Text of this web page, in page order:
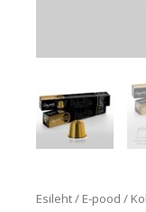
Esileht/ E-pood /